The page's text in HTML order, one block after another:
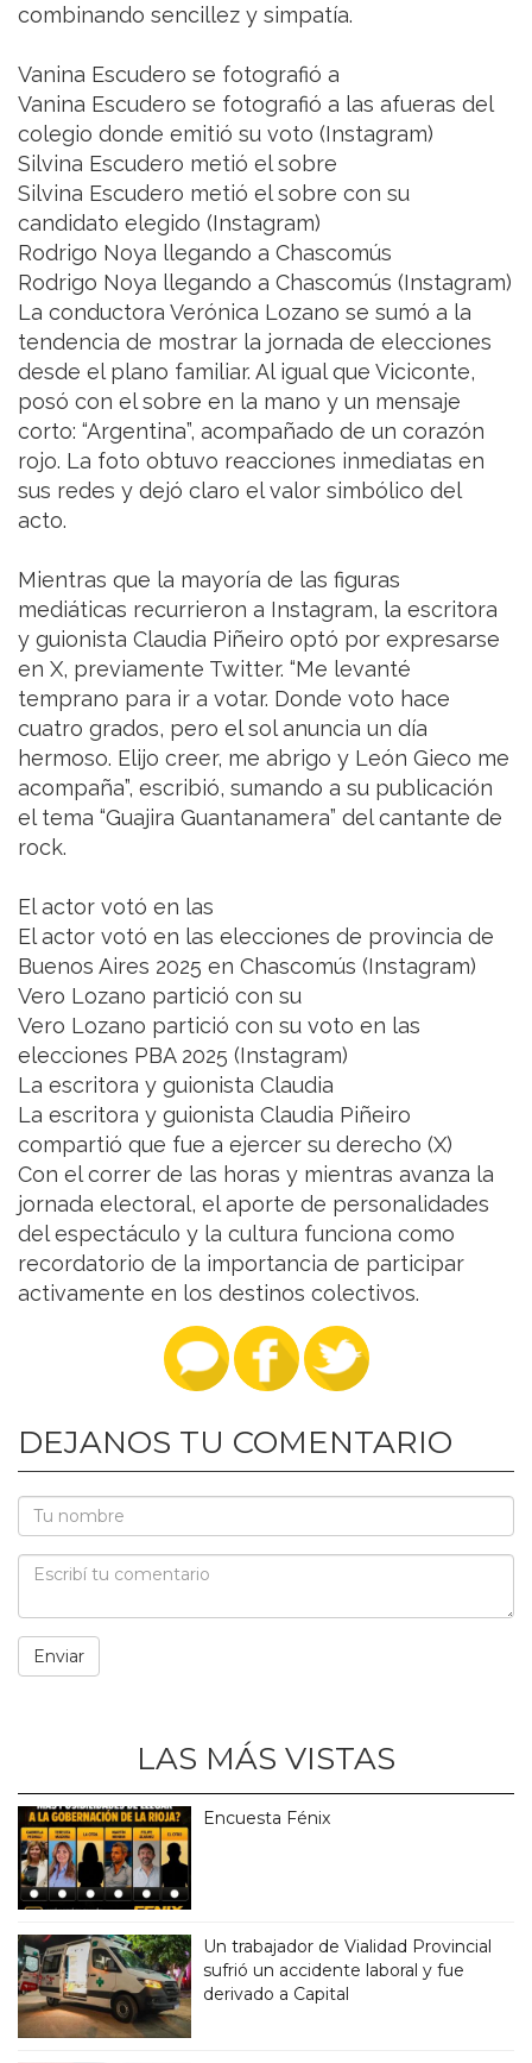
combinando sencillez y simpatía.
Vanina Escudero se fotografió a
Vanina Escudero se fotografió a las afueras del
colegio donde emitió su voto (Instagram)
Silvina Escudero metió el sobre
Silvina Escudero metió el sobre con su
candidato elegido (Instagram)
Rodrigo Noya llegando a Chascomús
Rodrigo Noya llegando a Chascomús (Instagram)
La conductora Verónica Lozano se sumó a la
tendencia de mostrar la jornada de elecciones
desde el plano familiar. Al igual que Viciconte,
posó con el sobre en la mano y un mensaje
corto: “Argentina”, acompañado de un corazón
rojo. La foto obtuvo reacciones inmediatas en
sus redes y dejó claro el valor simbólico del
acto.
Mientras que la mayoría de las figuras
mediáticas recurrieron a Instagram, la escritora
y guionista Claudia Piñeiro optó por expresarse
en X, previamente Twitter. “Me levanté
temprano para ir a votar. Donde voto hace
cuatro grados, pero el sol anuncia un día
hermoso. Elijo creer, me abrigo y León Gieco me
acompaña”, escribió, sumando a su publicación
el tema “Guajira Guantanamera” del cantante de
rock.
El actor votó en las
El actor votó en las elecciones de provincia de
Buenos Aires 2025 en Chascomús (Instagram)
Vero Lozano partició con su
Vero Lozano partició con su voto en las
elecciones PBA 2025 (Instagram)
La escritora y guionista Claudia
La escritora y guionista Claudia Piñeiro
compartió que fue a ejercer su derecho (X)
Con el correr de las horas y mientras avanza la
jornada electoral, el aporte de personalidades
del espectáculo y la cultura funciona como
recordatorio de la importancia de participar
activamente en los destinos colectivos.
DEJANOS TU COMENTARIO
LAS MÁS VISTAS
Encuesta Fénix
Un trabajador de Vialidad Provincial
sufrió un accidente laboral y fue
derivado a Capital